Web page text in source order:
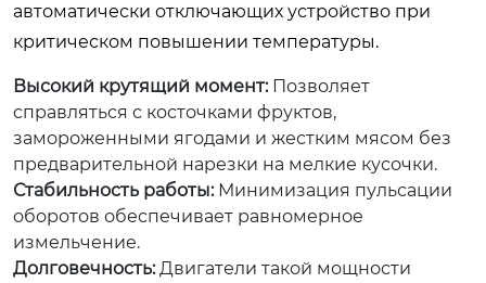
автоматически отключающих устройство при
критическом повышении температуры.
Высокий крутящий момент:Позволяет
справляться с косточками фруктов,
замороженными ягодами и жестким мясом без
предварительной нарезки на мелкие кусочки.
Стабильность работы:Минимизация пульсации
оборотов обеспечивает равномерное
измельчение.
Долговечность:Двигатели такой мощности